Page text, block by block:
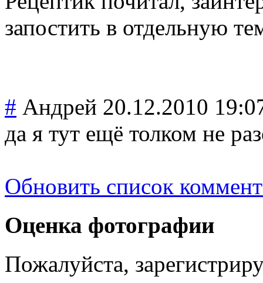
запостить в отдельную
# Андрей 20.12.2010
да я тут ещё толком не
Обновить список
Оценка фотографии
Пожалуйста,